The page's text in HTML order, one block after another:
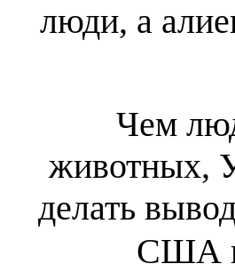
люди, а
Чем
животных,
делать
США